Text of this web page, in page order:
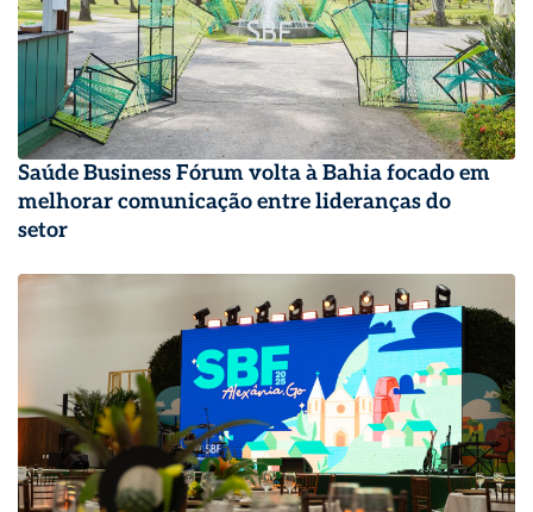
Saúde Business Fórum volta à Bahia focado em
melhorar comunicação entre lideranças do
setor